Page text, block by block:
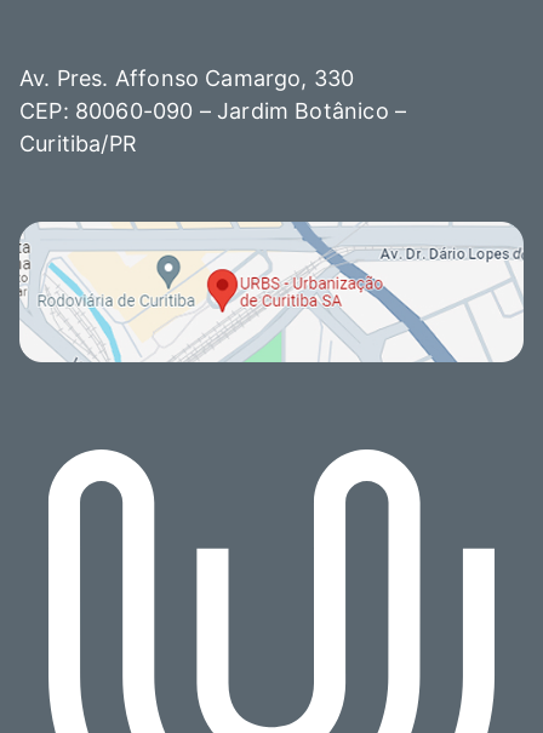
Av. Pres. Affonso Camargo, 330
CEP: 80060-090 – Jardim Botânico –
Curitiba/PR